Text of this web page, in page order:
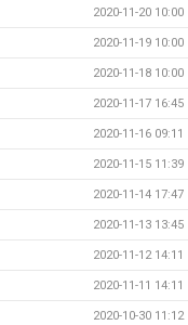
2020-11-20 10:00
2020-11-19 10:00
2020-11-18 10:00
2020-11-17 16:45
2020-11-16 09:11
2020-11-15 11:39
2020-11-14 17:47
2020-11-13 13:45
2020-11-12 14:11
2020-11-11 14:11
2020-10-30 11:12